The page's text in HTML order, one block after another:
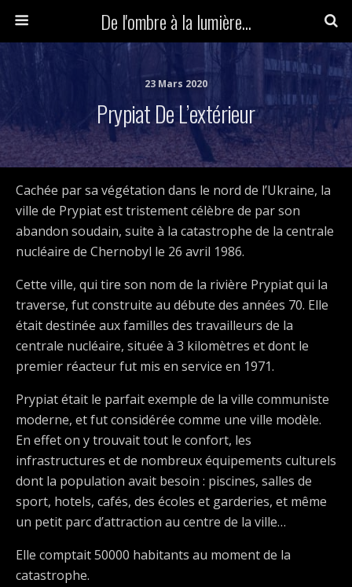
De l'ombre à la lumière...
23 Mars 2020
Prypiat De L’extérieur
Cachée par sa végétation dans le nord de l’Ukraine, la
ville de Prypiat est tristement célèbre de par son
abandon soudain, suite à la catastrophe de la centrale
nucléaire de Chernobyl le 26 avril 1986.
Cette ville, qui tire son nom de la rivière Prypiat qui la
traverse, fut construite au débute des années 70. Elle
était destinée aux familles des travailleurs de la
centrale nucléaire, située à 3 kilomètres et dont le
premier réacteur fut mis en service en 1971.
Prypiat était le parfait exemple de la ville communiste
moderne, et fut considérée comme une ville modèle.
En effet on y trouvait tout le confort, les
infrastructures et de nombreux équipements culturels
dont la population avait besoin : piscines, salles de
sport, hotels, cafés, des écoles et garderies, et même
un petit parc d’attraction au centre de la ville…
Elle comptait 50000 habitants au moment de la
catastrophe.